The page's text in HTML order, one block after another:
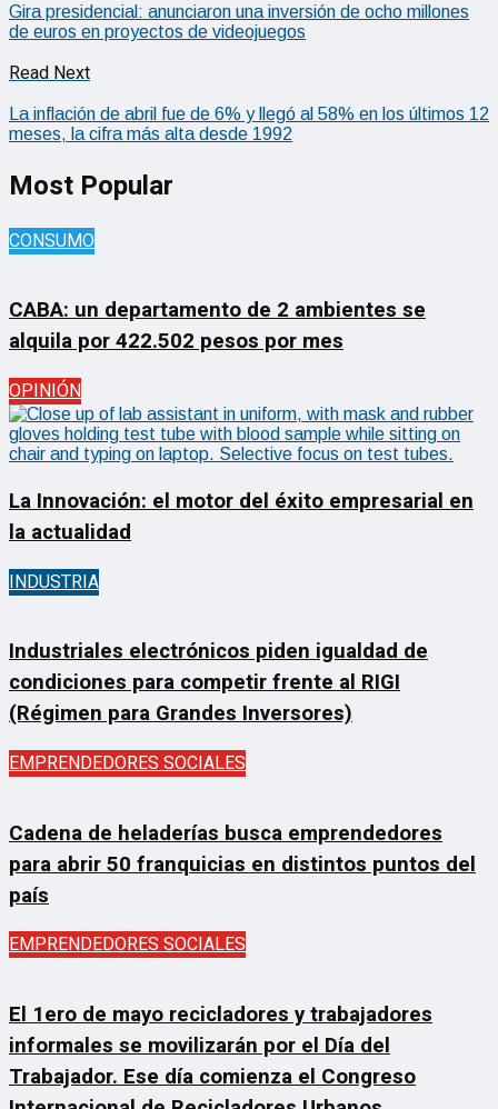
Gira presidencial: anunciaron una inversión de ocho millones
de euros en proyectos de videojuegos
Read Next
La inflación de abril fue de 6% y llegó al 58% en los últimos 12
meses, la cifra más alta desde 1992
Most Popular
CONSUMO
CABA: un departamento de 2 ambientes se
alquila por 422.502 pesos por mes
OPINIÓN
La Innovación: el motor del éxito empresarial en
la actualidad
INDUSTRIA
Industriales electrónicos piden igualdad de
condiciones para competir frente al RIGI
(Régimen para Grandes Inversores)
EMPRENDEDORES SOCIALES
Cadena de heladerías busca emprendedores
para abrir 50 franquicias en distintos puntos del
país
EMPRENDEDORES SOCIALES
El 1ero de mayo recicladores y trabajadores
informales se movilizarán por el Día del
Trabajador. Ese día comienza el Congreso